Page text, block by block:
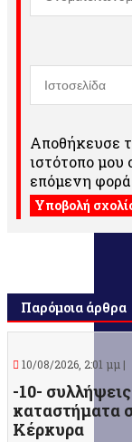
Αποθήκευσε
ιστότοπο μου
επόμενη
Παρόμοια άρθρα
10/08/2026, 2:01 μμ |
-10-
καταστήματα
Κέρκυρα